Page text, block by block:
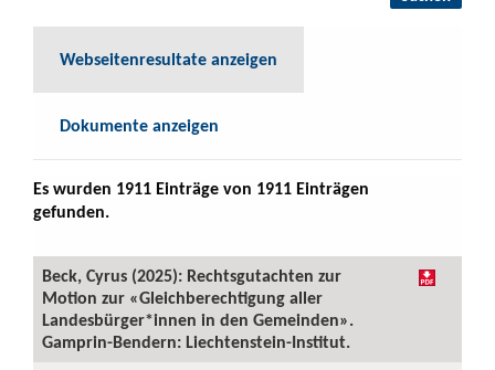
Webseitenresultate anzeigen
Dokumente anzeigen
Es wurden 1911 Einträge von 1911 Einträgen
gefunden.
Beck, Cyrus (2025): Rechtsgutachten zur
Motion zur «Gleichberechtigung aller
Landesbürger*innen in den Gemeinden».
Gamprin-Bendern: Liechtenstein-Institut.